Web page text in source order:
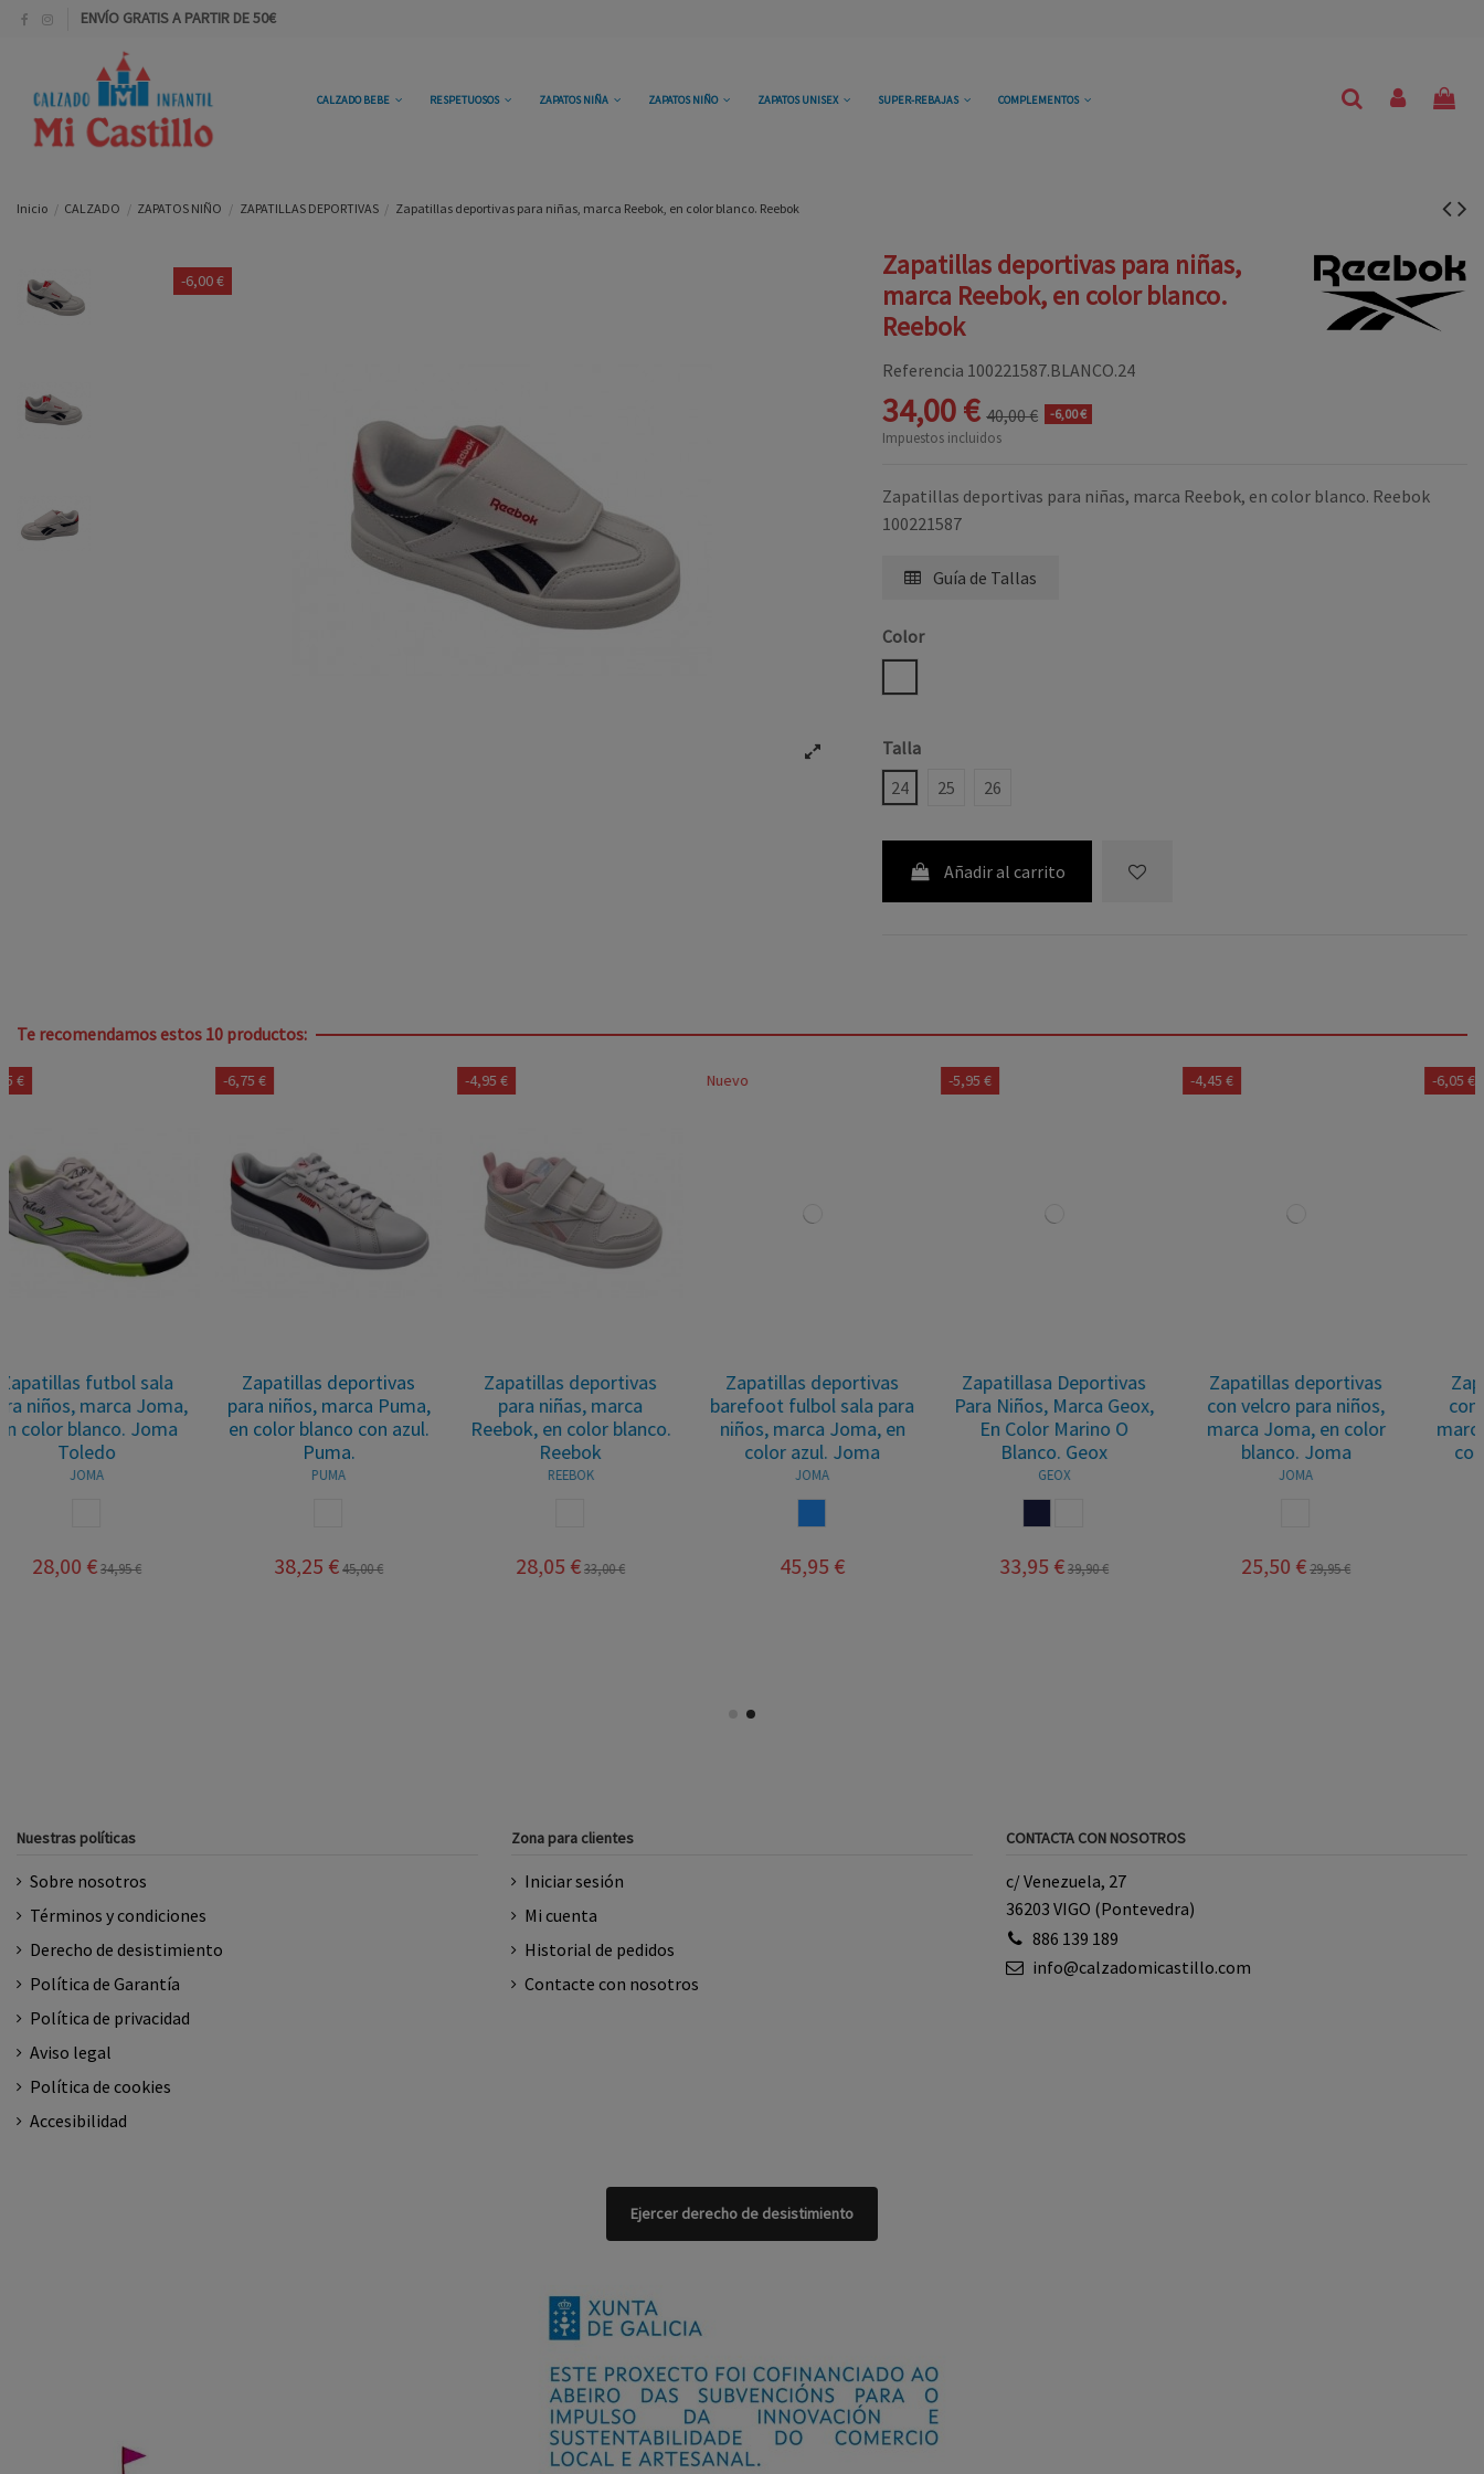
ENVÍO GRATIS A PARTIR DE 50€
CALZADO BEBE RESPETUOSOS ZAPATOS NIÑA ZAPATOS NIÑO ZAPATOS UNISEX SUPER-REBAJAS COMPLEMENTOS
Inicio CALZADO ZAPATOS NIÑO ZAPATILLAS DEPORTIVAS Zapatillas deportivas para niñas, marca Reebok, en color blanco. Reebok
-6,00 €
Zapatillas deportivas para niñas,
marca Reebok, en color blanco.
Reebok
Referencia 100221587.BLANCO.24
34,00 € 40,00 € -6,00 €
Impuestos incluidos
Zapatillas deportivas para niñas, marca Reebok, en color blanco. Reebok
100221587
Guía de Tallas
Color
Talla
24
25 26
Añadir al carrito
Te recomendamos estos 10 productos:
Zapatillas deportivas
para niños, marca Puma,
en color blanco con azul.
Puma.
38,25 €
Zapatillas deportivas
para niñas, marca
Reebok, en color blanco.
Reebok
28,05 €
Zapatillas deportivas
barefoot fulbol sala para
niños, marca Joma, en
color azul. Joma
45,95 €
Zapatillasa Deportivas
Para Niños, Marca Geox,
En Color Marino O
Blanco. Geox
33,95 €
Zapatillas deportivas
con velcro para niños,
marca Joma, en color
blanco. Joma
25,50 €
Zapatillas deportivas
con velcro para niños,
marca Le Coq Sportif, en
color blanco. Le Coq
35,95 €
Nuestras políticas
Sobre nosotros
Términos y condiciones
Derecho de desistimiento
Política de Garantía
Política de privacidad
Aviso legal
Política de cookies
Accesibilidad
Zona para clientes
Iniciar sesión
Mi cuenta
Historial de pedidos
Contacte con nosotros
CONTACTA CON NOSOTROS
c/ Venezuela, 27
36203 VIGO (Pontevedra)
886 139 189
info@calzadomicastillo.com
Ejercer derecho de desistimiento